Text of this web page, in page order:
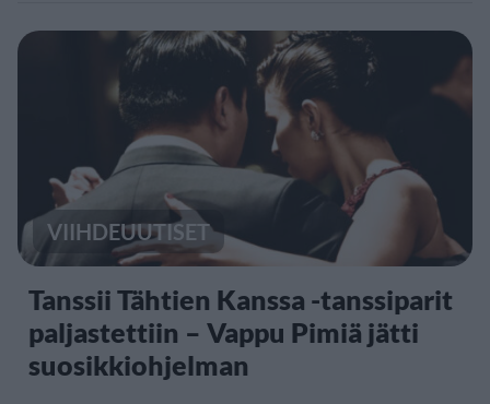
VIIHDEUUTISET
Tanssii Tähtien Kanssa -tanssiparit
paljastettiin – Vappu Pimiä jätti
suosikkiohjelman